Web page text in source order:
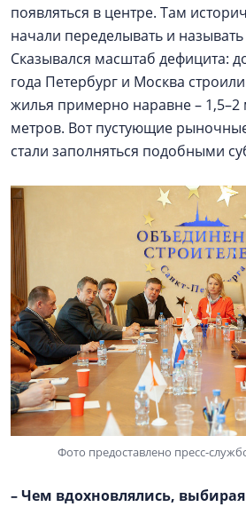
появляться в центре. Там
начали переделывать и
Сказывался масштаб дефицита:
года Петербург и Москва
жилья примерно наравне – 1,5–2
метров. Вот пустующие
стали заполняться подобными
Фото предоставлено пресс-
–Чем вдохновлялись,